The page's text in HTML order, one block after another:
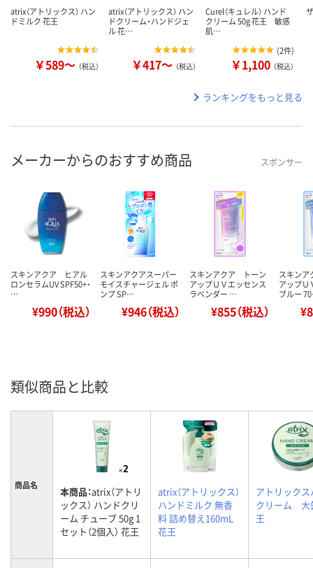
atrix（アトリックス） ハン
ドミルク 花王
￥589～ （税込）
atrix（アトリックス） ハン
ドクリーム・ハンドジェ
ル 花…
￥417～ （税込）
Curel（キュレル） ハンド
クリーム 50g 花王 敏感
肌…
(2件)
￥1,100 （税込）
ランキングをもっと見る
メーカーからのおすすめ商品 スポンサー
スキンアクア ヒアル
ロンセラムUV SPF50+・
…
¥990（税込）
スキンアクアスーパー
モイスチャージェル ポ
ンプ SP…
¥946（税込）
スキンアクア トーン
アップＵＶエッセンス
ラベンダー …
¥855（税込）
スキン
アップＵ
ブルー
類似商品と比較
商品名 本商品：atrix（アトリ
ックス） ハンドクリ
ーム チューブ 50g 1
セット（2個入） 花王
atrix（アトリックス）
ハンドミルク 無香
料 詰め替え160mL
花王
アトリック
クリーム
王